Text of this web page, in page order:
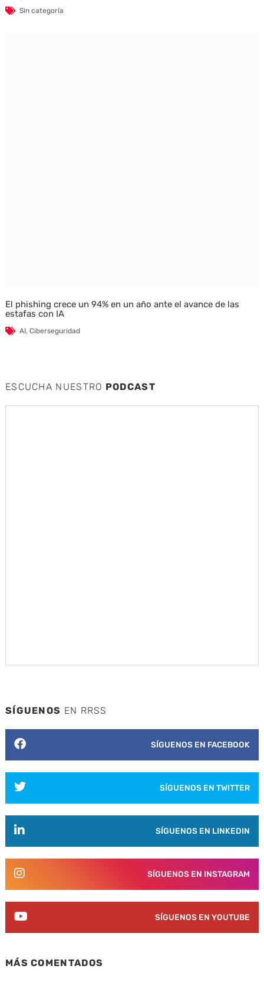
Sin categoría
El phishing crece un 94% en un año ante el avance de las
estafas con IA
AI, Ciberseguridad
ESCUCHA NUESTRO PODCAST
SÍGUENOS EN RRSS
SÍGUENOS EN FACEBOOK
SÍGUENOS EN TWITTER
SÍGUENOS EN LINKEDIN
SÍGUENOS EN INSTAGRAM
SÍGUENOS EN YOUTUBE
MÁS COMENTADOS